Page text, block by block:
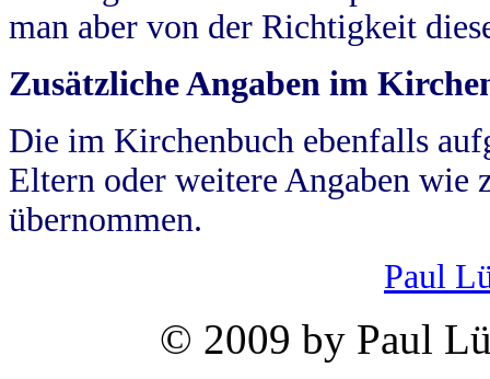
man aber von der Richtigkeit
Zusätzliche Angaben im
Die im Kirchenbuch ebenfalls
Eltern oder weitere Angaben wie
übernommen.
Paul
© 2009 by Paul